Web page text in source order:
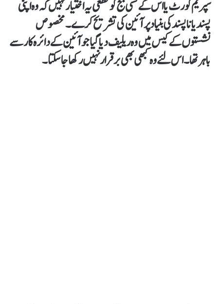
سپریم کورٹ یا اس کے کسی جج کو قطعی یہ اختیار نہیں کہ وہ اپنی
پسند یا ناپسند کی بنیاد پر آئین کی تشریح کرے۔ مخصوص
نشستوں کے کیس میں وہ ریلیف دیا گیا جو آئین کے دائرہ کار سے
باہر تھا۔ اس لئے وہ کبھی بھی برقرار نہیں رکھا جا سکتا۔